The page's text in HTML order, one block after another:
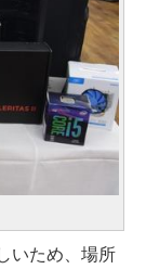
いため、場所